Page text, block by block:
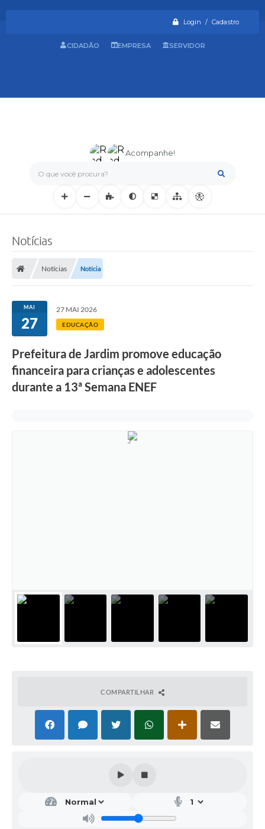
Login / Cadastro
O que você procura?
Acompanhe!
CIDADÃO EMPRESA SERVIDOR
Notícias
Notícias Notícia
MAI
27
27 MAI 2026
EDUCAÇÃO
Prefeitura de Jardim promove educação
financeira para crianças e adolescentes
durante a 13ª Semana ENEF
COMPARTILHAR